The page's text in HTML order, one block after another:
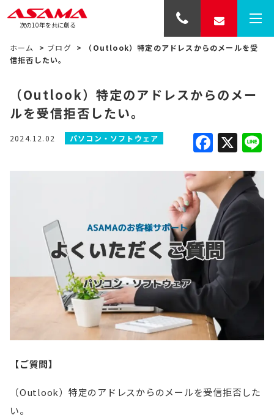
次の10年を共に創る
ホーム > ブログ >
（Outlook）特定のアドレスからのメールを受
信拒否したい。
（Outlook）特定のアドレスからのメー
ルを受信拒否したい。
2024.12.02 パソコン・ソフトウェア X
【ご質問】
（Outlook）特定のアドレスからのメールを受信拒否した
い。